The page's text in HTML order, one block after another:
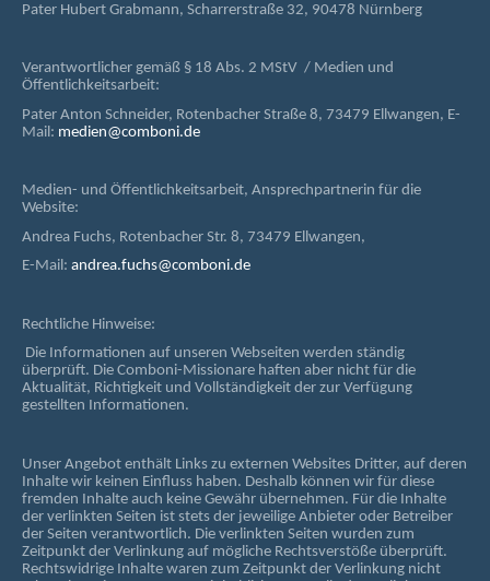
Pater Hubert Grabmann, Scharrerstraße 32, 90478 Nürnberg
Verantwortlicher gemäß § 18 Abs. 2 MStV / Medien und
Öffentlichkeitsarbeit:
Pater Anton Schneider, Rotenbacher Straße 8, 73479 Ellwangen, E-
Mail: medien@comboni.de
Medien- und Öffentlichkeitsarbeit, Ansprechpartnerin für die
Website:
Andrea Fuchs, Rotenbacher Str. 8, 73479 Ellwangen,
E-Mail: andrea.fuchs@comboni.de
Rechtliche Hinweise:
Die Informationen auf unseren Webseiten werden ständig
überprüft. Die Comboni-Missionare haften aber nicht für die
Aktualität, Richtigkeit und Vollständigkeit der zur Verfügung
gestellten Informationen.
Unser Angebot enthält Links zu externen Websites Dritter, auf deren
Inhalte wir keinen Einfluss haben. Deshalb können wir für diese
fremden Inhalte auch keine Gewähr übernehmen. Für die Inhalte
der verlinkten Seiten ist stets der jeweilige Anbieter oder Betreiber
der Seiten verantwortlich. Die verlinkten Seiten wurden zum
Zeitpunkt der Verlinkung auf mögliche Rechtsverstöße überprüft.
Rechtswidrige Inhalte waren zum Zeitpunkt der Verlinkung nicht